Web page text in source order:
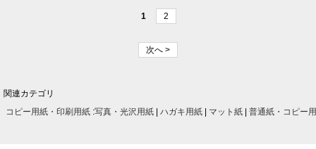
1 2
次へ >
関連カテゴリ
コピー用紙・印刷用紙 :写真・光沢用紙 ハガキ用紙 マット紙 普通紙・コピー